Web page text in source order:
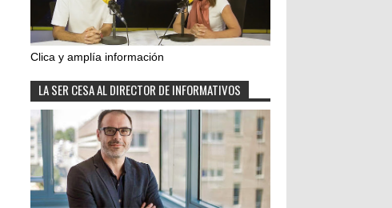
Clica y amplía información
LA SER CESA AL DIRECTOR DE INFORMATIVOS